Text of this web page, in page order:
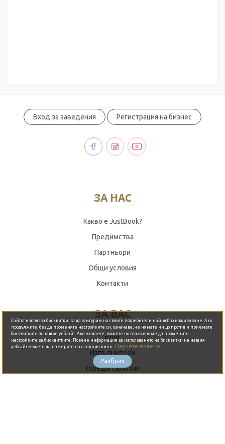
Вход за заведения Регистрация на бизнес
ЗА НАС
Какво е JustBook?
Предимства
Партньори
Общи условия
Контакти
ЗА ВАС
Блог
Изпълнители
Горещи събития
Сайтът използва бисквитки, за да осигурим на своите потребители най-добро изживяване. Ако
продължите, без да променяте настройките си, означава, че нямате нищо против и приемате
бисквитките от нашия уебсайт. Ако желаете, можете по всяко време да промените
настройките за бисквитките. Повече информация за използването на бисквитки на нашия
уебсайт можете да намерите на следния линк : Научете повече
Разбрах